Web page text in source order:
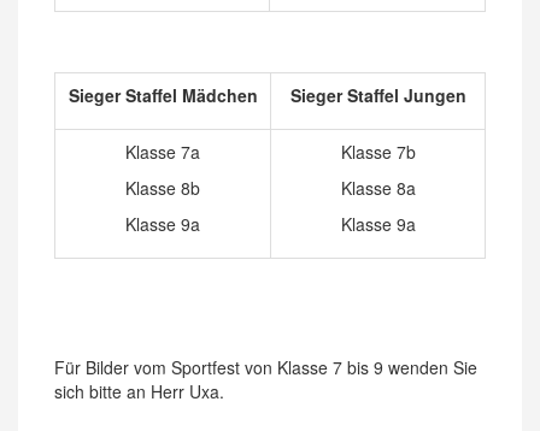
Sieger Staffel Mädchen Sieger Staffel Jungen
Klasse 7a
Klasse 8b
Klasse 9a
Klasse 7b
Klasse 8a
Klasse 9a
Für Bilder vom Sportfest von Klasse 7 bis 9 wenden Sie
sich bitte an Herr Uxa.